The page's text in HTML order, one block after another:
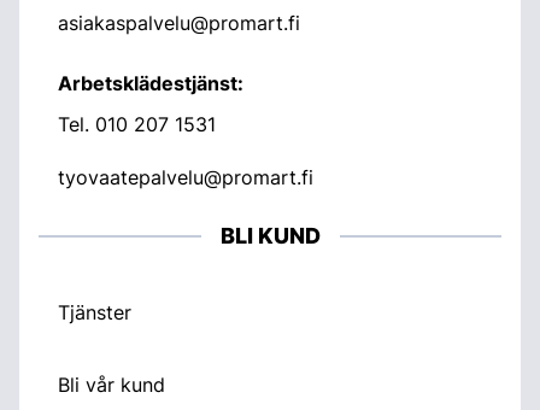
asiakaspalvelu@promart.fi
Arbetsklädestjänst:
Tel. 010 207 1531
tyovaatepalvelu@promart.fi
BLI KUND
Tjänster
Bli vår kund